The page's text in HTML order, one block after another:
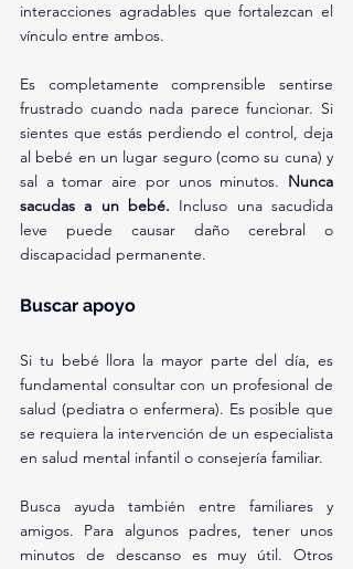
interacciones agradables que fortalezcan el
vínculo entre ambos.
Es completamente comprensible sentirse
frustrado cuando nada parece funcionar. Si
sientes que estás perdiendo el control, deja
al bebé en un lugar seguro (como su cuna) y
sal a tomar aire por unos minutos. Nunca
sacudas a un bebé. Incluso una sacudida
leve puede causar daño cerebral o
discapacidad permanente.
Buscar apoyo
Si tu bebé llora la mayor parte del día, es
fundamental consultar con un profesional de
salud (pediatra o enfermera). Es posible que
se requiera la intervención de un especialista
en salud mental infantil o consejería familiar.
Busca ayuda también entre familiares y
amigos. Para algunos padres, tener unos
minutos de descanso es muy útil. Otros